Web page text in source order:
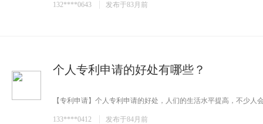
132****0643 发布于83月前
个人专利申请的好处有哪些？
【专利申请】个人专利申请的好处，人们的生活水平提高，不少人
133****0412 发布于84月前